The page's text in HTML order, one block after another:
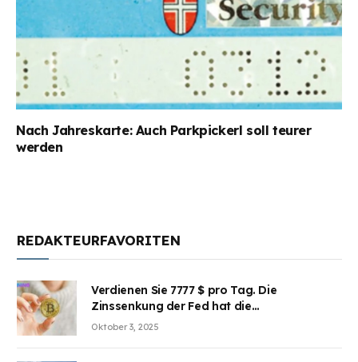
Nach Jahreskarte: Auch Parkpickerl soll teurer
werden
REDAKTEURFAVORITEN
Verdienen Sie 7777 $ pro Tag. Die
Zinssenkung der Fed hat die
Aufmerksamkeit des Marktes erregt.
Oktober 3, 2025